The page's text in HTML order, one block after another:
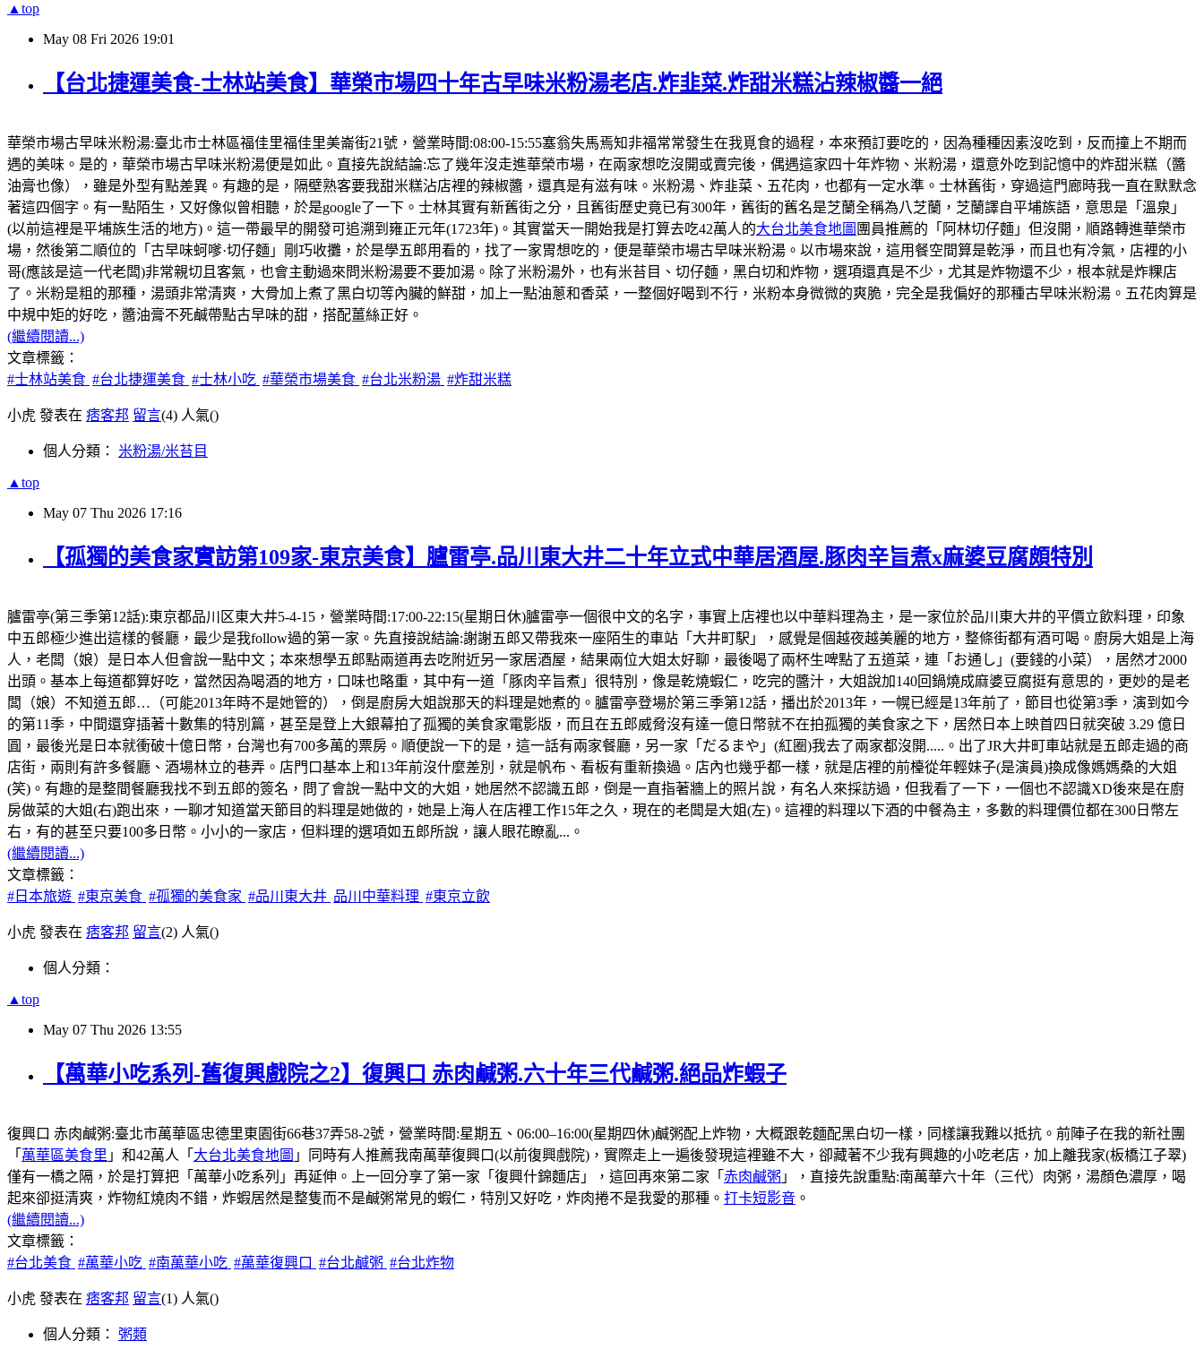
▲top
May 08 Fri 2026 19:01
【台北捷運美食-士林站美食】華榮市場四十年古早味米粉湯老店.炸韭菜.炸甜米糕沾辣椒醬一絕
華榮市場古早味米粉湯:臺北市士林區福佳里福佳里美崙街21號，營業時間:08:00-15:55塞翁失馬焉知非福常常發生在我覓食的過程，本來預訂要吃的，因為種種因素沒吃到，反而撞上不期而
遇的美味。是的，華榮市場古早味米粉湯便是如此。直接先說結論:忘了幾年沒走進華榮市場，在兩家想吃沒開或賣完後，偶遇這家四十年炸物、米粉湯，還意外吃到記憶中的炸甜米糕（醬
油膏也像），雖是外型有點差異。有趣的是，隔壁熟客要我甜米糕沾店裡的辣椒醬，還真是有滋有味。米粉湯、炸韭菜、五花肉，也都有一定水準。士林舊街，穿過這門廊時我一直在默默念
著這四個字。有一點陌生，又好像似曾相聽，於是google了一下。士林其實有新舊街之分，且舊街歷史竟已有300年，舊街的舊名是芝蘭全稱為八芝蘭，芝蘭譯自平埔族語，意思是「溫泉」
(以前這裡是平埔族生活的地方)。這一帶最早的開發可追溯到雍正元年(1723年)。其實當天一開始我是打算去吃42萬人的大台北美食地圖 團員推薦的「阿林切仔麵」但沒開，順路轉進華榮市
場，然後第二順位的「古早味蚵嗲·切仔麵」剛巧收攤，於是學五郎用看的，找了一家胃想吃的，便是華榮市場古早味米粉湯。以市場來說，這用餐空間算是乾淨，而且也有冷氣，店裡的小
哥(應該是這一代老闆)非常親切且客氣，也會主動過來問米粉湯要不要加湯。除了米粉湯外，也有米苔目、切仔麵，黑白切和炸物，選項還真是不少，尤其是炸物還不少，根本就是炸粿店
了。米粉是粗的那種，湯頭非常清爽，大骨加上煮了黑白切等內臟的鮮甜，加上一點油蔥和香菜，一整個好喝到不行，米粉本身微微的爽脆，完全是我偏好的那種古早味米粉湯。五花肉算是
中規中矩的好吃，醬油膏不死鹹帶點古早味的甜，搭配薑絲正好。
(繼續閱讀...)
文章標籤：
#士林站美食 #台北捷運美食 #士林小吃 #華榮市場美食 #台北米粉湯 #炸甜米糕
小虎 發表在 痞客邦 留言(4) 人氣()
個人分類： 米粉湯/米苔目
▲top
May 07 Thu 2026 17:16
【孤獨的美食家實訪第109家-東京美食】臚雷亭.品川東大井二十年立式中華居酒屋.豚肉辛旨煮x麻婆豆腐頗特別
臚雷亭(第三季第12話):東京都品川区東大井5-4-15，營業時間:17:00-22:15(星期日休)臚雷亭一個很中文的名字，事實上店裡也以中華料理為主，是一家位於品川東大井的平價立飲料理，印象
中五郎極少進出這樣的餐廳，最少是我follow過的第一家。先直接說結論:謝謝五郎又帶我來一座陌生的車站「大井町駅」，感覺是個越夜越美麗的地方，整條街都有酒可喝。廚房大姐是上海
人，老闆（娘）是日本人但會說一點中文；本來想學五郎點兩道再去吃附近另一家居酒屋，結果兩位大姐太好聊，最後喝了兩杯生啤點了五道菜，連「お通し」(要錢的小菜），居然才2000
出頭。基本上每道都算好吃，當然因為喝酒的地方，口味也略重，其中有一道「豚肉辛旨煮」很特別，像是乾燒蝦仁，吃完的醬汁，大姐說加140回鍋燒成麻婆豆腐挺有意思的，更妙的是老
闆（娘）不知道五郎…（可能2013年時不是她管的），倒是廚房大姐說那天的料理是她煮的。臚雷亭登場於第三季第12話，播出於2013年，一幌已經是13年前了，節目也從第3季，演到如今
的第11季，中間還穿插著十數集的特別篇，甚至是登上大銀幕拍了孤獨的美食家電影版，而且在五郎威脅沒有達一億日幣就不在拍孤獨的美食家之下，居然日本上映首四日就突破 3.29 億日
圓，最後光是日本就衝破十億日幣，台灣也有700多萬的票房。順便說一下的是，這一話有兩家餐廳，另一家「だるまや」(紅圈)我去了兩家都沒開.....。出了JR大井町車站就是五郎走過的商
店街，兩則有許多餐廳、酒場林立的巷弄。店門口基本上和13年前沒什麼差別，就是帆布、看板有重新換過。店內也幾乎都一樣，就是店裡的前檯從年輕妹子(是演員)換成像媽媽桑的大姐
(笑)。有趣的是整間餐廳我找不到五郎的簽名，問了會說一點中文的大姐，她居然不認識五郎，倒是一直指著牆上的照片說，有名人來採訪過，但我看了一下，一個也不認識XD後來是在廚
房做菜的大姐(右)跑出來，一聊才知道當天節目的料理是她做的，她是上海人在店裡工作15年之久，現在的老闆是大姐(左)。這裡的料理以下酒的中餐為主，多數的料理價位都在300日幣左
右，有的甚至只要100多日幣。小小的一家店，但料理的選項如五郎所說，讓人眼花瞭亂...。
(繼續閱讀...)
文章標籤：
#日本旅遊 #東京美食 #孤獨的美食家 #品川東大井 品川中華料理 #東京立飲
小虎 發表在 痞客邦 留言(2) 人氣()
個人分類：
▲top
May 07 Thu 2026 13:55
【萬華小吃系列-舊復興戲院之2】復興口 赤肉鹹粥.六十年三代鹹粥.絕品炸蝦子
復興口 赤肉鹹粥:臺北市萬華區忠德里東園街66巷37弄58-2號，營業時間:星期五、06:00–16:00(星期四休)鹹粥配上炸物，大概跟乾麵配黑白切一樣，同樣讓我難以抵抗。前陣子在我的新社團
「 萬華區美食里 」和42萬人「 大台北美食地圖 」同時有人推薦我南萬華復興口(以前復興戲院)，實際走上一遍後發現這裡雖不大，卻藏著不少我有興趣的小吃老店，加上離我家(板橋江子翠)
僅有一橋之隔，於是打算把「萬華小吃系列」再延伸。上一回分享了第一家「復興什錦麵店」，這回再來第二家「 赤肉鹹粥 」，直接先說重點:南萬華六十年（三代）肉粥，湯顏色濃厚，喝
起來卻挺清爽，炸物紅燒肉不錯，炸蝦居然是整隻而不是鹹粥常見的蝦仁，特別又好吃，炸肉捲不是我愛的那種。 打卡短影音 。
(繼續閱讀...)
文章標籤：
#台北美食 #萬華小吃 #南萬華小吃 #萬華復興口 #台北鹹粥 #台北炸物
小虎 發表在 痞客邦 留言(1) 人氣()
個人分類： 粥類